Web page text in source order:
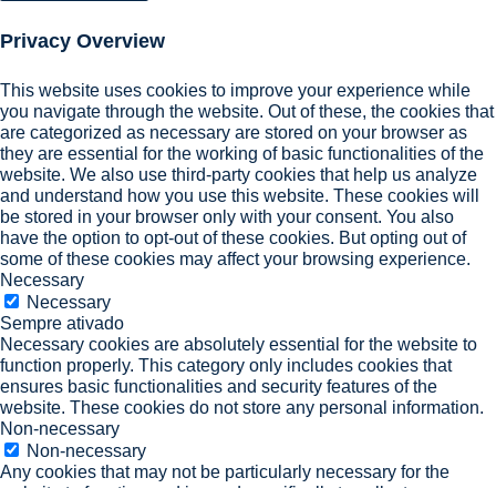
Privacy Overview
This website uses cookies to improve your experience while
you navigate through the website. Out of these, the cookies that
are categorized as necessary are stored on your browser as
they are essential for the working of basic functionalities of the
website. We also use third-party cookies that help us analyze
and understand how you use this website. These cookies will
be stored in your browser only with your consent. You also
have the option to opt-out of these cookies. But opting out of
some of these cookies may affect your browsing experience.
Necessary
Necessary
Sempre ativado
Necessary cookies are absolutely essential for the website to
function properly. This category only includes cookies that
ensures basic functionalities and security features of the
website. These cookies do not store any personal information.
Non-necessary
Non-necessary
Any cookies that may not be particularly necessary for the